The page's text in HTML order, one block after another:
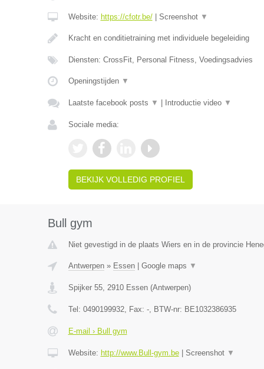
Website: https://cfotr.be/| Screenshot ▼
Kracht en conditietraining met individuele begeleiding
Diensten: CrossFit, Personal Fitness, Voedingsadvies
Openingstijden ▼
Laatste facebook posts ▼ Introductie video ▼
Sociale media:
BEKIJK VOLLEDIG PROFIEL
Bull gym
Niet gevestigd in de plaats Wiers en in de provincie
Antwerpen» Essen| Google maps ▼
Spijker 55, 2910 Essen(Antwerpen)
Tel: 0490199932, Fax: -, BTW-nr: BE1032386935
E-mail › Bull gym
Website: http://www.Bull-gym.be| Screenshot ▼